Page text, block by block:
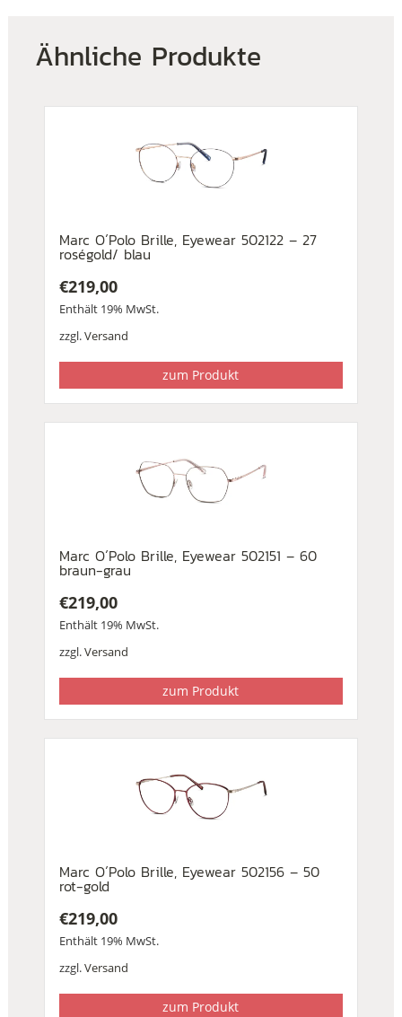
Ähnliche Produkte
Marc O´Polo Brille, Eyewear 502122 – 27
roségold/ blau
€219,00
Enthält 19% MwSt.
zzgl.Versand
zum Produkt
Marc O´Polo Brille, Eyewear 502151 – 60
braun-grau
€219,00
Enthält 19% MwSt.
zzgl.Versand
zum Produkt
Marc O´Polo Brille, Eyewear 502156 – 50
rot-gold
€219,00
Enthält 19% MwSt.
zzgl.Versand
zum Produkt